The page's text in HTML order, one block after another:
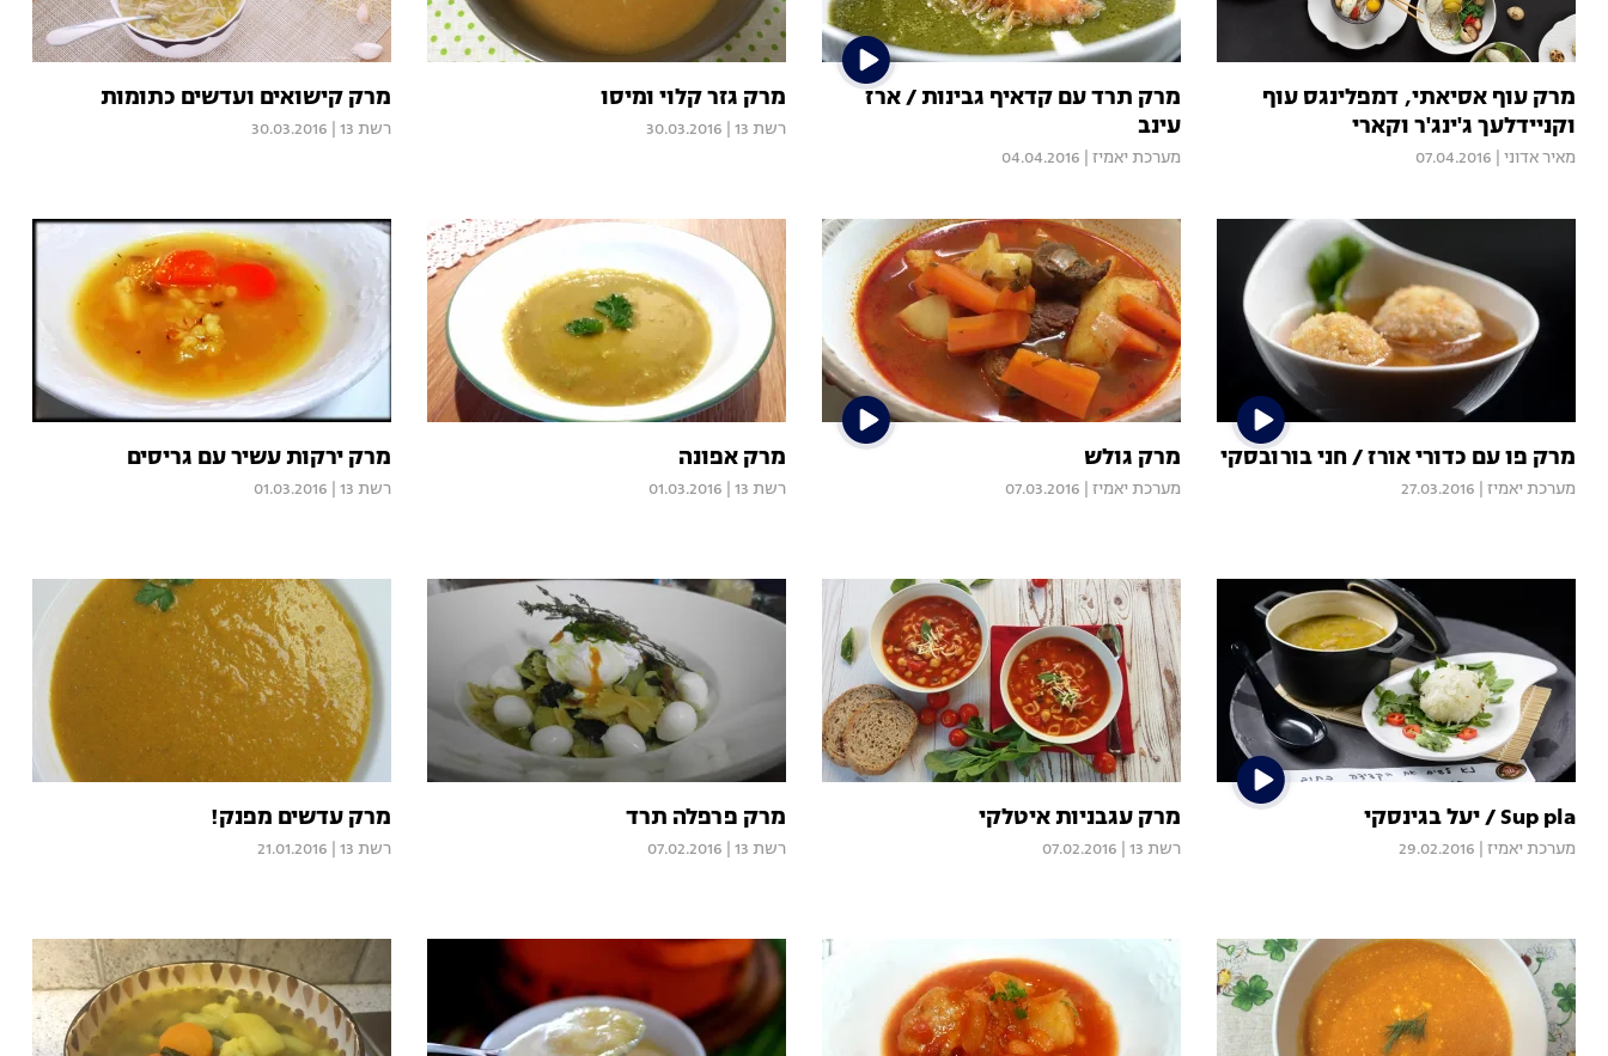
מרק עוף אסיאתי, דמפלינגס עוף
וקניידלעך ג'ינג'ר וקארי
מאיר אדוני 07.04.2016
מרק תרד עם קדאיף גבינות / ארז
עינב
מערכת יאמיז 04.04.2016
מרק גזר קלוי ומיסו
רשת 13 30.03.2016
מרק קישואים ועדשים כתומות
רשת 13 30.03.2016
מרק פו עם כדורי אורז / חני בורובסקי
מערכת יאמיז 27.03.2016
מרק גולש
מערכת יאמיז 07.03.2016
מרק אפונה
רשת 13 01.03.2016
מרק ירקות עשיר עם גריסים
רשת 13 01.03.2016
Sup pla / יעל בגינסקי
מערכת יאמיז 29.02.2016
מרק עגבניות איטלקי
רשת 13 07.02.2016
מרק פרפלה תרד
רשת 13 07.02.2016
מרק עדשים מפנק!
רשת 13 21.01.2016